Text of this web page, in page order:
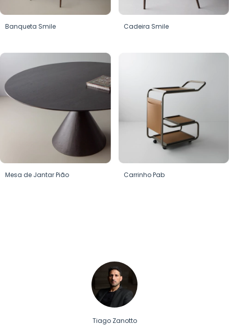
Banqueta Smile Cadeira Smile
Mesa de Jantar Pião Carrinho Pab
Tiago Zanotto